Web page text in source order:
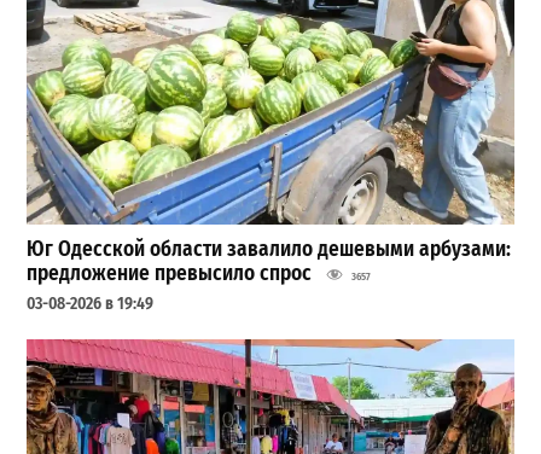
Юг Одесской области завалило дешевыми арбузами:
предложение превысило спрос
3657
03-08-2026 в 19:49